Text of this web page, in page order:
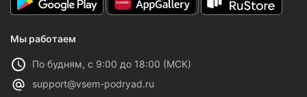
Мы работаем
По будням, с 9:00 до 18:00 (МСК)
support@vsem-podryad.ru